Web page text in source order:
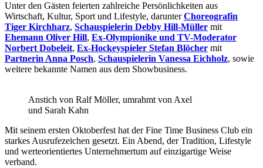
Unter den Gästen feierten zahlreiche Persönlichkeiten aus
Wirtschaft, Kultur, Sport und Lifestyle, darunterChoreografin
Tiger Kirchharz, Schauspielerin Debby Hill-Müller mit
Ehemann Oliver Hill, Ex-Olympionike und TV-Moderator
Norbert Dobeleit, Ex-Hockeyspieler Stefan Blöcher mit
Partnerin Anna Posch, Schauspielerin Vanessa Eichholz, sowie
weitere bekannte Namen aus dem Showbusiness.
Anstich von Ralf Möller, umrahmt von Axel
und Sarah Kahn
Mit seinem ersten Oktoberfest hat der Fine Time Business Club ein
starkes Ausrufezeichen gesetzt. Ein Abend, der Tradition, Lifestyle
und werteorientiertes Unternehmertum auf einzigartige Weise
verband.